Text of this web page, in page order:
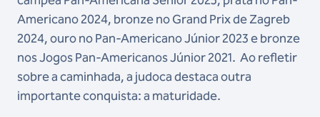
Americano 2024, bronze no Grand Prix de Zagreb
2024, ouro no Pan-Americano Júnior 2023 e bronze
nos Jogos Pan-Americanos Júnior 2021. Ao refletir
sobre a caminhada, a judoca destaca outra
importante conquista: a maturidade.